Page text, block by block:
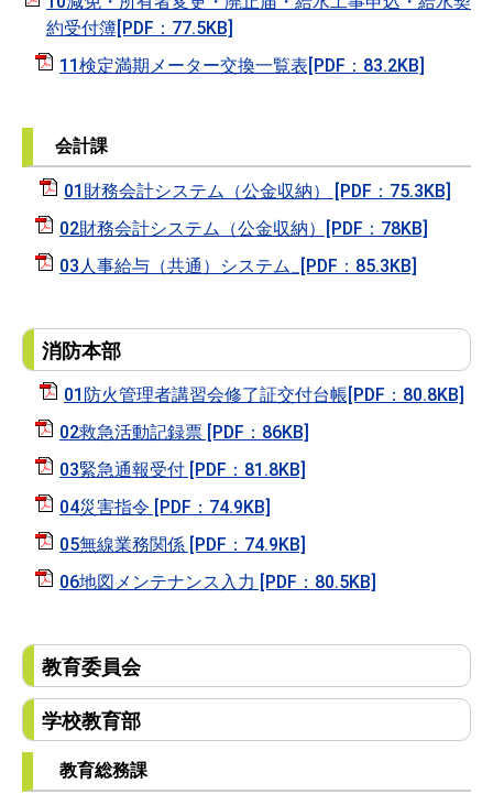
約受付簿[PDF：77.5KB]
11検定満期メーター交換一覧表[PDF：83.2KB]
会計課
01財務会計システム（公金収納） [PDF：75.3KB]
02財務会計システム（公金収納）[PDF：78KB]
03人事給与（共通）システム_[PDF：85.3KB]
消防本部
01防火管理者講習会修了証交付台帳[PDF：80.8KB]
02救急活動記録票 [PDF：86KB]
03緊急通報受付 [PDF：81.8KB]
04災害指令 [PDF：74.9KB]
05無線業務関係 [PDF：74.9KB]
06地図メンテナンス入力 [PDF：80.5KB]
教育委員会
学校教育部
教育総務課